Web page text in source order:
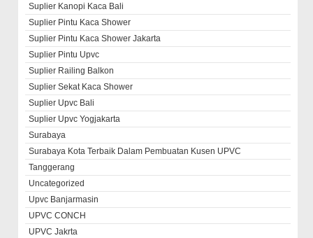
Suplier Kanopi Kaca Bali
Suplier Pintu Kaca Shower
Suplier Pintu Kaca Shower Jakarta
Suplier Pintu Upvc
Suplier Railing Balkon
Suplier Sekat Kaca Shower
Suplier Upvc Bali
Suplier Upvc Yogjakarta
Surabaya
Surabaya Kota Terbaik Dalam Pembuatan Kusen UPVC
Tanggerang
Uncategorized
Upvc Banjarmasin
UPVC CONCH
UPVC Jakrta